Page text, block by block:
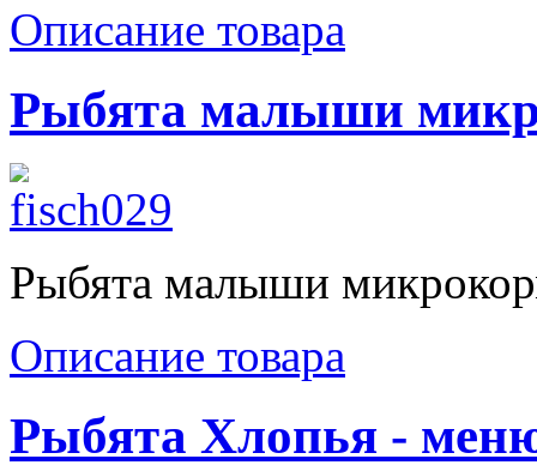
Описание товара
Рыбята малыши
Рыбята малыши
Описание товара
Рыбята Хлопья -